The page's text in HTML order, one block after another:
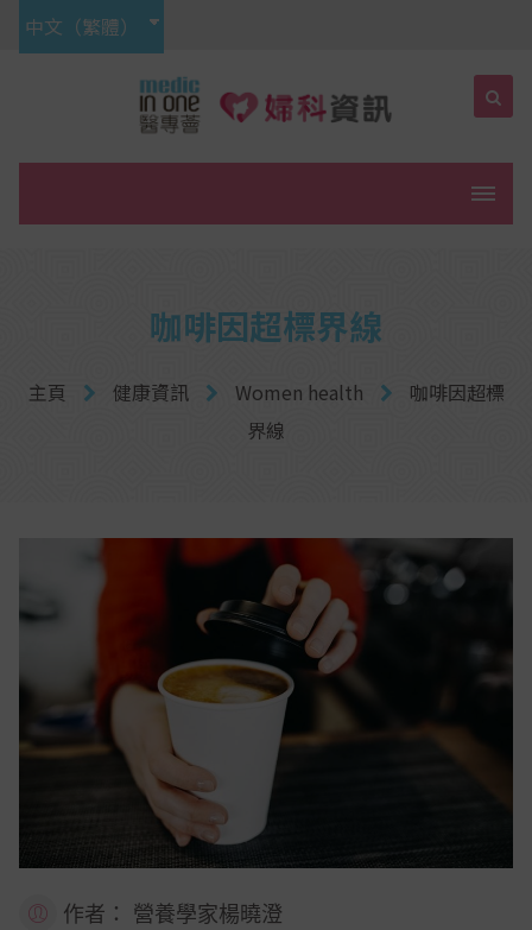
中文（繁體）
咖啡因超標界線
主頁 健康資訊 Women health
咖啡因超標
界線
作者： 營養學家楊曉澄